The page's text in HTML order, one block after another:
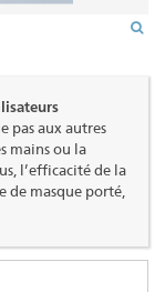
pas aux autres
mains ou la
l’efficacité de la
de masque porté,